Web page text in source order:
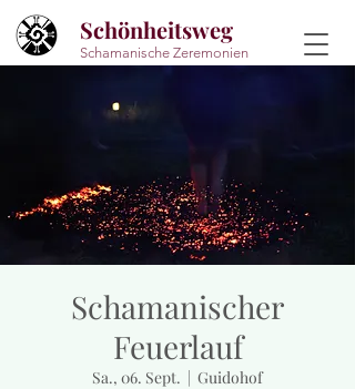
Schönheitsweg
Schamanische Zeremonien
Schamanischer
Feuerlauf
Sa., 06. Sept.
  |
Guidohof